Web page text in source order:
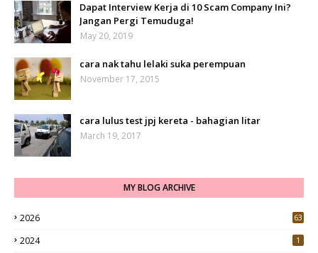
Dapat Interview Kerja di 10 Scam Company Ini?
Jangan Pergi Temuduga!
May 20, 2019
cara nak tahu lelaki suka perempuan
November 17, 2015
cara lulus test jpj kereta - bahagian litar
March 19, 2017
MY BLOG ARCHIVE
2026 63
2024 1